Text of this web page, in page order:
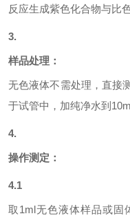
反应生成紫色化合物与比
3.
样品处理：
无色液体不需处理，直接
于试管中，加纯净水到
4.
操作测定：
4.1
取 1ml无色液体样品或固